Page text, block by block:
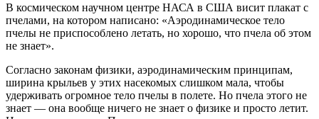
В космическом научном центре НАСА в США висит плакат с
пчелами, на котором написано: «Аэродинамическое тело
пчелы не приспособлено летать, но хорошо, что пчела об этом
не знает».
Согласно законам физики, аэродинамическим принципам,
ширина крыльев у этих насекомых слишком мала, чтобы
удерживать огромное тело пчелы в полете. Но пчела этого не
знает — она вообще ничего не знает о физике и просто летит.